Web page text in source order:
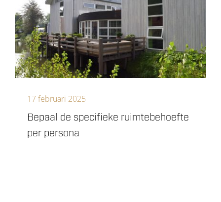
Bepaal de specifieke ruimtebehoefte
per persona
17 februari 2025